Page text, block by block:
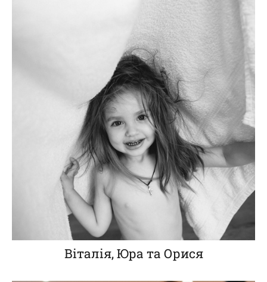
Віталія, Юра та Орися